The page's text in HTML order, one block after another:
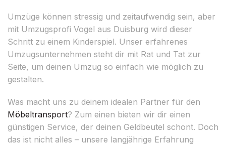
Umzüge können stressig und zeitaufwendig sein, aber
mit Umzugsprofi Vogel aus Duisburg wird dieser
Schritt zu einem Kinderspiel. Unser erfahrenes
Umzugsunternehmen steht dir mit Rat und Tat zur
Seite, um deinen Umzug so einfach wie möglich zu
gestalten.
Was macht uns zu deinem idealen Partner für den
Möbeltransport? Zum einen bieten wir dir einen
günstigen Service, der deinen Geldbeutel schont. Doch
das ist nicht alles – unsere langjährige Erfahrung